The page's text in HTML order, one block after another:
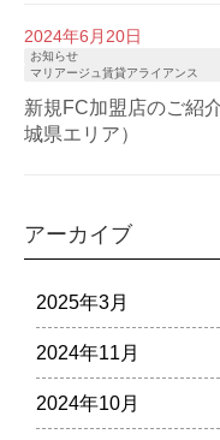
2024年6月20日
お知らせ
マリアージュ賃貸アライアンス
新規FC加盟店のご紹
城県エリア）
アーカイブ
2025年3月
2024年11月
2024年10月